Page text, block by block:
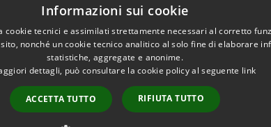
Note legali
Dichiarazione di accessibilità
Informazioni sui cookie
cookie tecnici e assimilati strettamente necessari al corretto
nonché un cookie tecnico analitico al solo fine di elaborare
statistiche, aggregate e anonime.
dettagli, può consultare la cookie policy al seguente link
ACCETTA TUTTO RIFIUTA TUTTO